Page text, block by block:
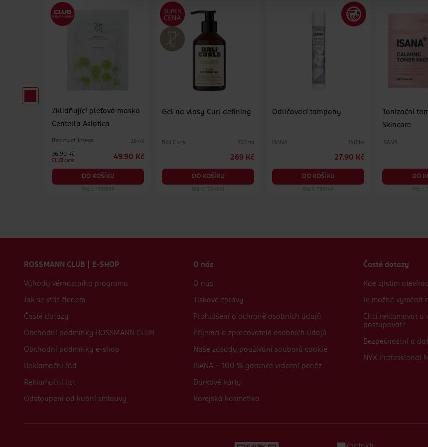
Zklidňující pleťová maska
Centella Asiatica
Beauty of Joseon 25 ml
36.90 Kč
CLUB cena 49.90 Kč
DO KOŠÍKU
Obj. č.: 1205800
Gel na vlasy Curl defining
Bali Curls 150 ml
269 Kč
DO KOŠÍKU
Obj. č.: 1264661
Odličovací tampony
ISANA 140 ks
27.90 Kč
DO KOŠÍKU
Obj. č.: 796149
Tonizační
Skincare
ISANA
DO
Obj. č.:
ROSSMANN CLUB | E-SHOP
Výhody věrnostního programu
Jak se stát členem
Časté dotazy
Obchodní podmínky ROSSMANN CLUB
Obchodní podmínky e-shop
Reklamační řád
Reklamační list
Odstoupení od kupní smlouvy
O nás
O nás
Tiskové zprávy
Prohlášení o ochraně osobních údajů
Příjemci a zpracovatelé osobních údajů
Naše zásady používání souborů cookie
ISANA - 100 % garance vrácení peněz
Dárkové karty
Korejská kosmetika
Časté dotazy
Kde zjistím
Je možné vyměnit
Chci reklamovat u
postupovat?
Bezpečnostní a
NYX Professional